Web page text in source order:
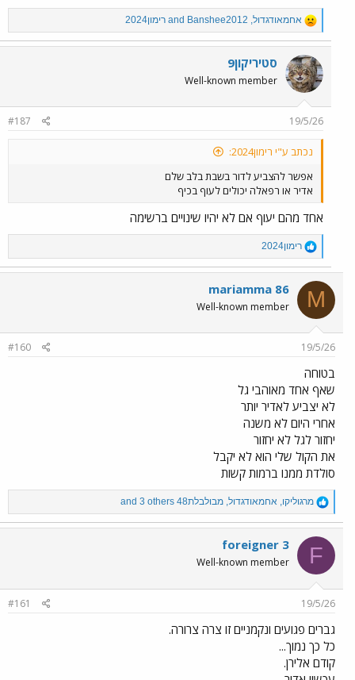
R
e
a
c
t
i
o
s
אחמאודגדול Banshee2012 רימון2024
סטיריקון9
Well-known member
19/5/26
#187
נכתב ע"י רימון2024:
אפשר להצביע לדור בשבת בלב שלם
אדיר או רפאלה יכולים לעוף בכיף
אחד מהם יעוף אם לא יהיו שינויים ברשימה
R
e
a
i
n
s
רימון2024
M
mariamma 86
Well-known member
19/5/26
#160
בטוחה
שאף אחד מאוהבי גל
לא יצביע לאדיר יותר
אחרי היום לא משנה
יחזור לגל לא יחזור
את הקול שלי הוא לא יקבל
סולדת ממנו ברמות קשות
R
e
a
c
t
i
o
s
מרגוליקו, אחמאודגדול, מבולבלת48
F
foreigner 3
Well-known member
19/5/26
#161
גברים פגועים ונקמניים זו צרה צרורה.
כל כך נמוך...
קודם אלירן.